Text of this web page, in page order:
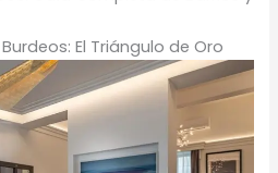
El Triángulo de Oro